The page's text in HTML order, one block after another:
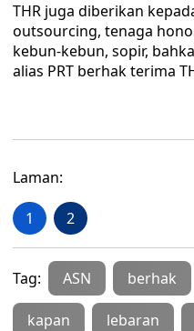
THR juga diberikan
outsourcing, tenaga
kebun-kebun, sopir,
alias PRT berhak terima
Laman:
1 2
Tag: ASN berhak
kapan lebaran